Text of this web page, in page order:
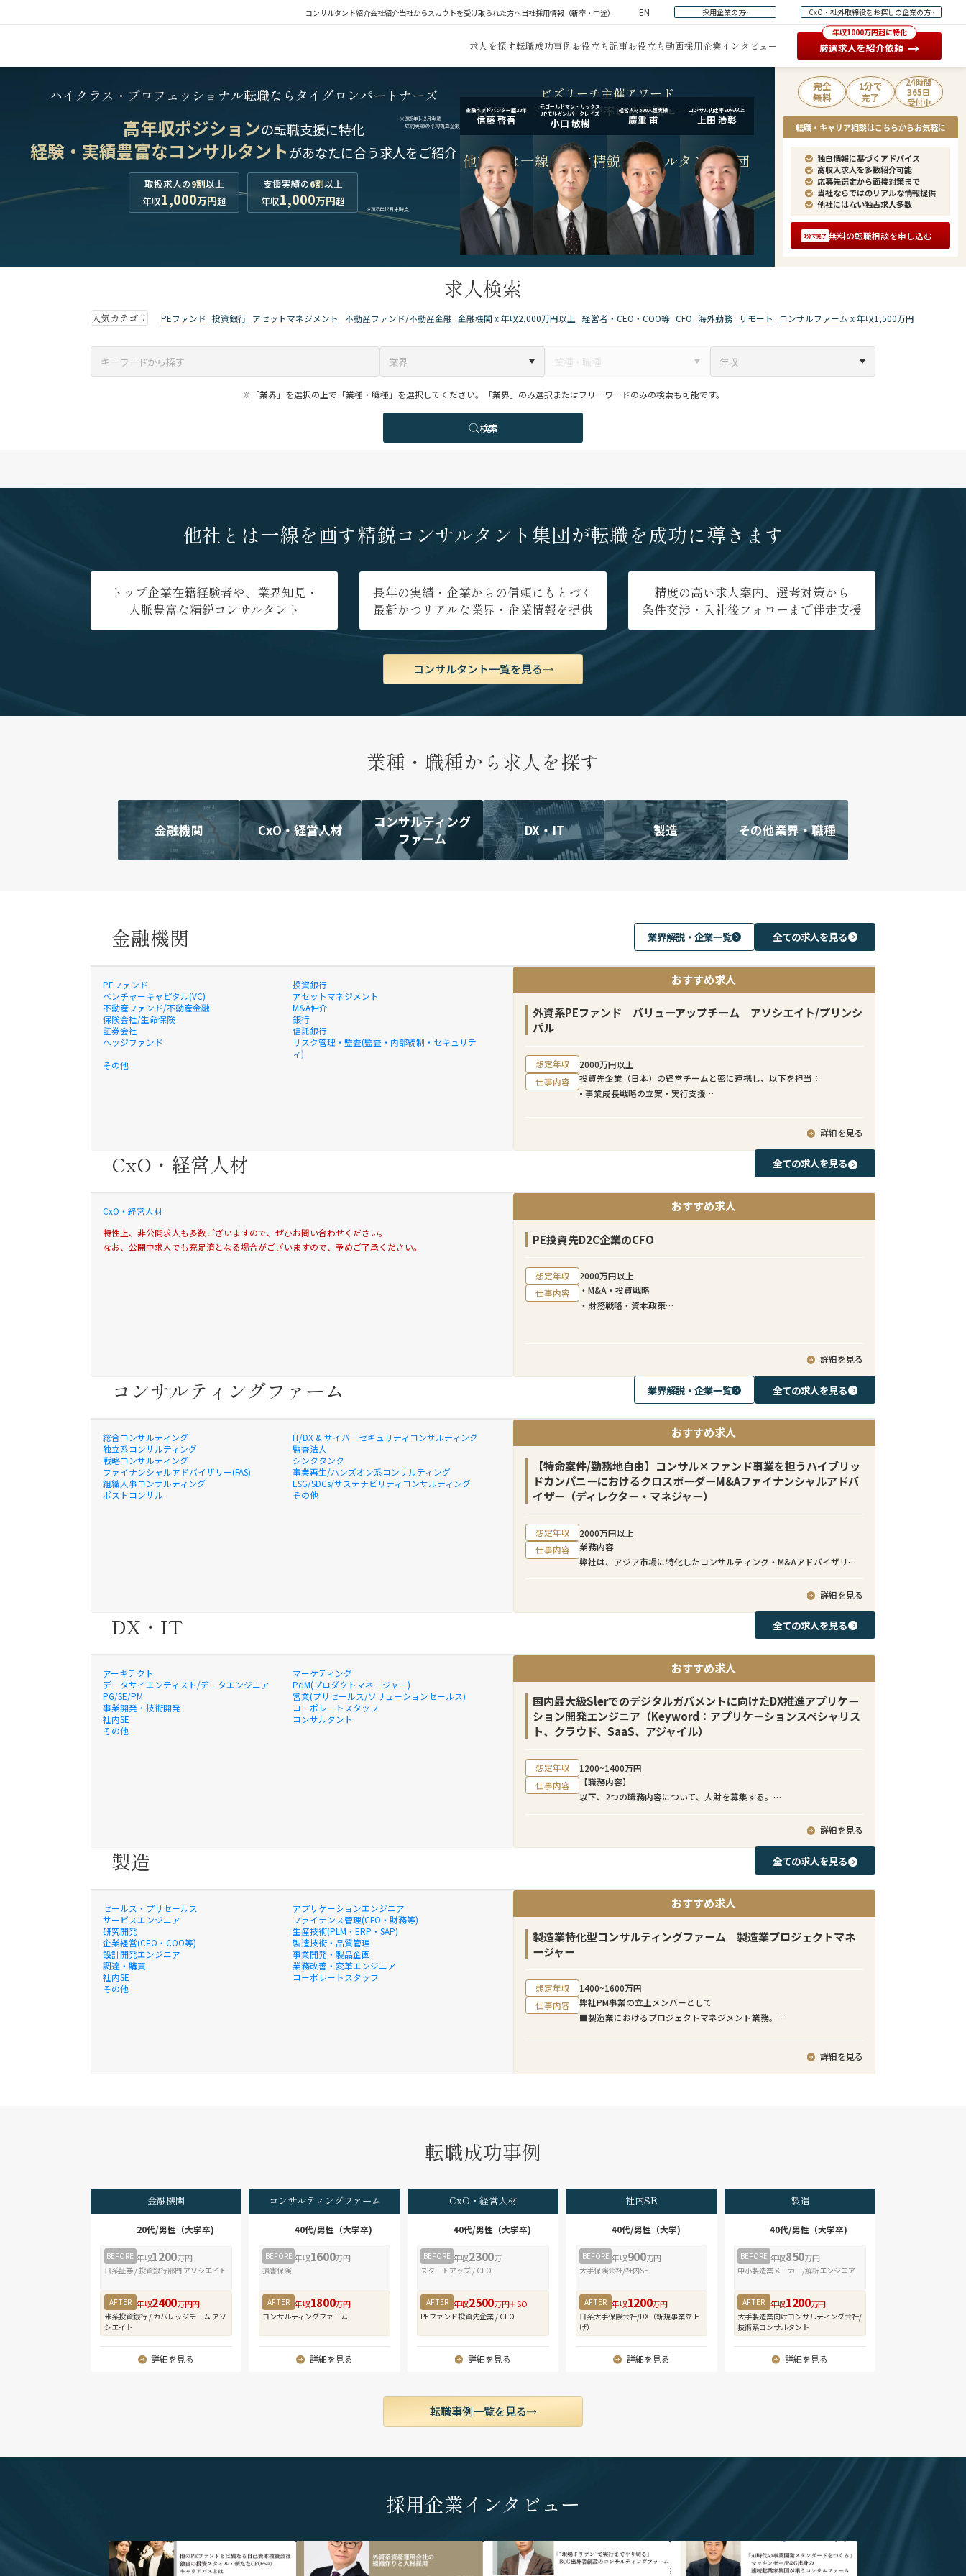
コンサルタント紹介会社紹介当社からスカウトを受け取られた方へ当社採用情報（新卒・中途） EN 採用企業の方 CxO・社外取締役をお探しの企業の方
求人を探す転職成功事例お役立ち記事お役立ち動画採用企業インタビュー
年収1000万円超に特化
厳選求人を紹介依頼 →
ハイクラス・プロフェッショナル転職ならタイグロンパートナーズ
※2025年1-12月実績
成約実績の平均概算金額
高年収ポジションの転職支援に特化
経験・実績豊富なコンサルタントがあなたに合う求人をご紹介
取扱求人の9割以上
年収1,000万円超
支援実績の6割以上
年収1,000万円超
※2025年12月末時点
ビズリーチ主催アワード
MVPヘッドハンターが率いる転職エージェント
金融ヘッドハンター歴20年
信藤 啓吾
元ゴールドマン・サックス
JPモルガン/バークレイズ
小口 敏樹
経営人材500人超実績
廣重 甫
コンサル内定率60%以上
上田 浩彰
他社とは一線を画す精鋭コンサルタント集団
完全
無料
1分で
完了
24時間
365日
受付中
転職・キャリア相談はこちらからお気軽に
独自情報に基づくアドバイス
高収入求人を多数紹介可能
応募先選定から面接対策まで
当社ならではのリアルな情報提供
他社にはない独占求人多数
1分で完了 無料の転職相談を申し込む
求人検索
人気カテゴリ PEファンド 投資銀行 アセットマネジメント 不動産ファンド/不動産金融 金融機関 x 年収2,000万円以上 経営者・CEO・COO等 CFO 海外勤務 リモート コンサルファーム x 年収1,500万円
※「業界」を選択の上で「業種・職種」を選択してください。「業界」のみ選択またはフリーワードのみの検索も可能です。
検索
他社とは一線を画す精鋭コンサルタント集団が転職を成功に導きます
トップ企業在籍経験者や、業界知見・
人脈豊富な精鋭コンサルタント
長年の実績・企業からの信頼にもとづく
最新かつリアルな業界・企業情報を提供
精度の高い求人案内、選考対策から
条件交渉・入社後フォローまで伴走支援
コンサルタント一覧を見る
業種・職種から求人を探す
金融機関 CxO・経営人材
コンサルティング
ファーム
DX・IT 製造 その他業界・職種
金融機関 業界解説・企業一覧 全ての求人を見る
PEファンド
投資銀行
ベンチャーキャピタル(VC)
アセットマネジメント
不動産ファンド/不動産金融
M&A仲介
保険会社/生命保険
銀行
証券会社
信託銀行
ヘッジファンド
リスク管理・監査(監査・内部統制・セキュリテ
ィ)
その他
おすすめ求人
外資系PEファンド バリューアップチーム アソシエイト/プリンシ
パル
想定年収
2000万円以上
仕事内容
投資先企業（日本）の経営チームと密に連携し、以下を担当：
• 事業成長戦略の立案・実行支援
• 追加M&Aの検討・実行支援（DD〜PMI）
• ファンドへのレポーティング・コミュニケーション
詳細を見る
CxO・経営人材 全ての求人を見る
CxO・経営人材
特性上、非公開求人も多数ございますので、ぜひお問い合わせください。
なお、公開中求人でも充足済となる場合がございますので、予めご了承ください。
おすすめ求人
PE投資先D2C企業のCFO
想定年収
2000万円以上
仕事内容
・M&A・投資戦略
・財務戦略・資本政策
詳細を見る
コンサルティングファーム 業界解説・企業一覧 全ての求人を見る
総合コンサルティング
IT/DX & サイバーセキュリティコンサルティング
独立系コンサルティング
監査法人
戦略コンサルティング
シンクタンク
ファイナンシャルアドバイザリー(FAS)
事業再生/ハンズオン系コンサルティング
組織人事コンサルティング
ESG/SDGs/サステナビリティコンサルティング
ポストコンサル
その他
おすすめ求人
【特命案件/勤務地自由】コンサル×ファンド事業を担うハイブリッ
ドカンパニーにおけるクロスボーダーM&Aファイナンシャルアドバ
イザー（ディレクター・マネジャー）
想定年収
2000万円以上
仕事内容
業務内容
弊社は、アジア市場に特化したコンサルティング・M&Aアドバイザリー
市場において日本企業の事業戦略実行を支援しています。ダイナミック
弊社のクロスボーダーM&Aチームでは日本企業側に就くバイサイドファ
イナンシャルアドバイザーとして、日本企業によるインアウト型クロス
ボーダーM&A案件を支援しています。ターゲット企業のソーシングか
ら、バリュエーション助言、意向表明書の提出、法律事務所・会計事務
所など外部アドバイザーとの連携、ディールストラクチャリング、契約
条件の交渉、クロージングまでのM&Aプロセスを日本企業クライアント
当チームには日本人のみならず、シンガポール、スペイン、マレーシア、
インド、タイ、ベトナム、台湾、インドネシア等、多国籍なメンバーが
所属しています。例えばインドネシアの案件ではインドネシアチームが
ディールストラクチャリング等のM&A実務を担当する一方、本ポジショ
ンにご応募いただく方には日本企業クライアントとのコミュニケーショ
ン（案件の提案、案件進捗の報告、クライアントの期待値コントロー
ル、インドネシアチームの成果物説明、買い手意向の汲み取り等）を担
当していただきます。クライアントとは日本語でコミュニケーションを
取りつつ、チームメンバーとは英語でクライアントの意向を伝えつつ、
います。
近年、日本企業による海外事業強化は経営の優先課題となっており、弊
社のクロスボーダーM&Aチームにおいても常時数十件のパイプラインが
進行しています。日本企業のクロスボーダーM&Aを支援するためには、
へのM&Aアドバイザリーあるいは買い手としてのM&A実務経験があり、
クライアントをリードできるディレクター・マネジャーレベルの人材を
ャルアドバイザリー（FA）、PMIといった厳密な分業体制は取っておら
であるM&Aターゲット探索から、ディールオリジネーション、LOI提出、
全体に一気通貫で関与することができます。M&Aプロフェッショナルと
しての実務経験を幅広く積むことができる環境です。
■ クロスボーダーM&Aに特化した豊富な案件経験
当チームが取り扱う案件はすべてクロスボーダーM&Aです。国の種類の
みならず、関与する業界も様々で、案件の数も豊富です。日本企業の
M&Aニーズが最も高い東南アジアを中心とした多様な国における多業種
のM&A案件を通して、グローバルなビジネス環境で通用する実務経験が
■ アジア全域のチームと協働する柔軟な働き方
に応じた居住地から業務を行うことが可能です。日本国外での駐在をご
希望の方は面談時にご要望を伺います。国境を越えたチームの中で働く
グローバルなキャリア形成が可能な環境です。
詳細を見る
DX・IT 全ての求人を見る
アーキテクト
マーケティング
データサイエンティスト/データエンジニア
PdM(プロダクトマネージャー)
PG/SE/PM
営業(プリセールス/ソリューションセールス)
事業開発・技術開発
コーポレートスタッフ
社内SE
コンサルタント
その他
おすすめ求人
国内最大級Slerでのデジタルガバメントに向けたDX推進アプリケー
ション開発エンジニア（Keyword：アプリケーションスペシャリス
ト、クラウド、SaaS、アジャイル）
想定年収
1200~1400万円
仕事内容
【職務内容】
以下、2つの職務内容について、人財を募集する。
産中企庁、デジタル庁、入管庁領域を中心に、DXビジネス加速を推進で
現検討、アプリケーション設計、テスト等の一連のAP開発をクラウド基
盤（AWS、Azure、OCI、GCPなど）上で、実施する。
②政府情報システムのクラウド活用を推進するため、が提供する政府向
けのコミュニティクラウドサービス上に、社会基盤を支える新たな省庁
横断のデジタルサービス（SaaS)をアプリケーション開発技術者として、
アジャイル開発等を駆使して、アジリティ高く開発・提供する。
造し、より豊かで調和のとれた社会の実現に貢献する。」を体現できる
・アプリケーションスペシャリストとして、ビジネス構想・検討段階か
ら関わり、様々なシステム・サービスを組み合わせることで、デジタ
ら、デジタルビジネスマネージャー、サービスデザイナー、ビジネスデ
ィベロッパ、ITアーキテクト、ITスペシャリスト、プロジェクトマネージ
ことができる
・組織の約1割は中途入社。
・在宅勤務（テレワーク）は、プロジェクト状況によりますが、平均で
週3～4日程度。
詳細を見る
製造 全ての求人を見る
セールス・プリセールス
アプリケーションエンジニア
サービスエンジニア
ファイナンス管理(CFO・財務等)
研究開発
生産技術(PLM・ERP・SAP)
企業経営(CEO・COO等)
製造技術・品質管理
設計開発エンジニア
事業開発・製品企画
調達・購買
業務改善・変革エンジニア
社内SE
コーポレートスタッフ
その他
おすすめ求人
製造業特化型コンサルティングファーム 製造業プロジェクトマネ
ージャー
想定年収
1400~1600万円
仕事内容
弊社PM事業の立上メンバーとして
■製造業におけるプロジェクトマネジメント業務。
詳細を見る
転職成功事例
金融機関
20代/男性（大学卒)
BEFORE 年収1200万円
日系証券 / 投資銀行部門 アソシエイト
AFTER 年収2400万円円
米系投資銀行 / カバレッジチーム アソ
シエイト
詳細を見る
コンサルティングファーム
40代/男性（大学卒)
BEFORE 年収1600万円
損害保険
AFTER 年収1800万円
コンサルティングファーム
詳細を見る
CxO・経営人材
40代/男性（大学卒)
BEFORE 年収2300万
スタートアップ / CFO
AFTER 年収2500万円＋SO
PEファンド投資先企業 / CFO
詳細を見る
社内SE
40代/男性（大学)
BEFORE 年収900万円
大手保険会社/社内SE
AFTER 年収1200万円
日系大手保険会社/DX（新規事業立上
げ）
詳細を見る
製造
40代/男性（大学卒)
BEFORE 年収850万円
中小製造業メーカー/解析エンジニア
AFTER 年収1200万円
大手製造業向けコンサルティング会社/
技術系コンサルタント
詳細を見る
転職事例一覧を見る
採用企業インタビュー
" alt="他のPEファンドとは異なる自己資本投資
会社 独自の投資スタイル・新たなCFOへのキャ
リアパスとは｜株式会社ミダスキャピタル ディ
" alt="外資系資産運用会社の組織作りと人材採
用｜元PGIMジャパン株式会社代表取締役社長 /
元イーストスプリング・インベストメンツ株式
" alt="「“現場ドリブン”で実行までやり切る」
BCG出身者創設のコンサルティングファーム｜
株式会社LASINVA 代表取締役社長 中川 浩幸氏">
" alt="「AI時代の事業開発スタンダードをつく
る」マッキンゼー/P&G出身の連続起業家集団が
集うコンサルファーム｜株式会社enableX 代表